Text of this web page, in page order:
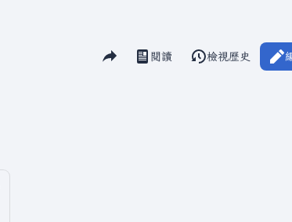
分享此頁面
視圖閱讀 檢視歷史